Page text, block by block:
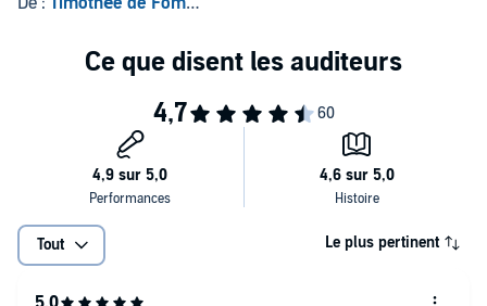
Tout Le plus pertinent